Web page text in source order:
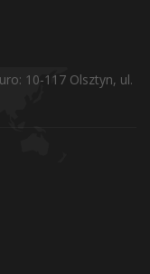
10-117 Olsztyn, ul.